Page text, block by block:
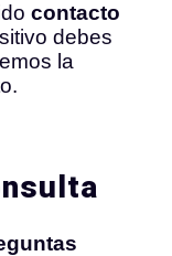
contacto
debes
la